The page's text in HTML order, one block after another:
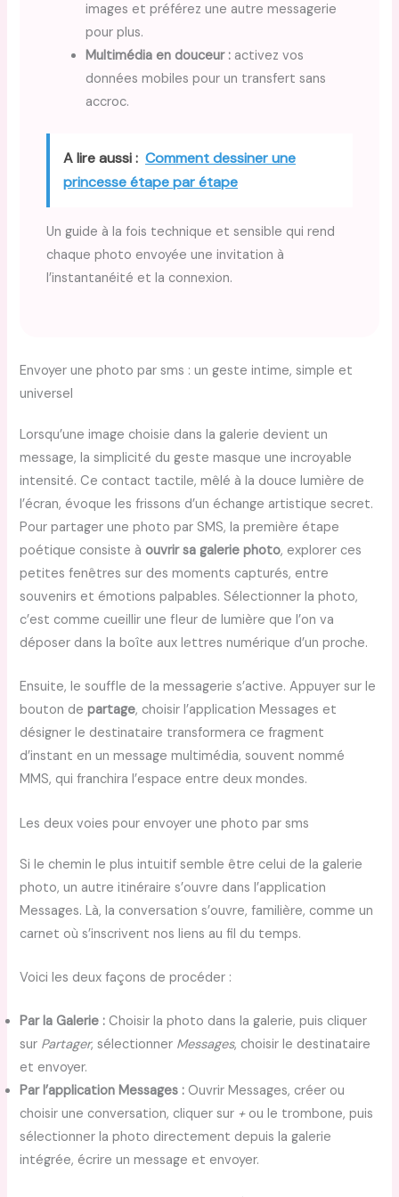
images et préférez une autre messagerie
pour plus.
Multimédia en douceur : activez vos
données mobiles pour un transfert sans
accroc.
A lire aussi : Comment dessiner une
princesse étape par étape
Un guide à la fois technique et sensible qui rend
chaque photo envoyée une invitation à
l’instantanéité et la connexion.
Envoyer une photo par sms : un geste intime, simple et
universel
Lorsqu’une image choisie dans la galerie devient un
message, la simplicité du geste masque une incroyable
intensité. Ce contact tactile, mêlé à la douce lumière de
l’écran, évoque les frissons d’un échange artistique secret.
Pour partager une photo par SMS, la première étape
poétique consiste àouvrir sa galerie photo, explorer ces
petites fenêtres sur des moments capturés, entre
souvenirs et émotions palpables. Sélectionner la photo,
c’est comme cueillir une fleur de lumière que l’on va
déposer dans la boîte aux lettres numérique d’un proche.
Ensuite, le souffle de la messagerie s’active. Appuyer sur le
bouton departage, choisir l’application Messages et
désigner le destinataire transformera ce fragment
d’instant en un message multimédia, souvent nommé
MMS, qui franchira l’espace entre deux mondes.
Les deux voies pour envoyer une photo par sms
Si le chemin le plus intuitif semble être celui de la galerie
photo, un autre itinéraire s’ouvre dans l’application
Messages. Là, la conversation s’ouvre, familière, comme un
carnet où s’inscrivent nos liens au fil du temps.
Voici les deux façons de procéder :
Par la Galerie : Choisir la photo dans la galerie, puis cliquer
sur Partager, sélectionner Messages, choisir le destinataire
et envoyer.
Par l’application Messages : Ouvrir Messages, créer ou
choisir une conversation, cliquer sur +ou le trombone, puis
sélectionner la photo directement depuis la galerie
intégrée, écrire un message et envoyer.